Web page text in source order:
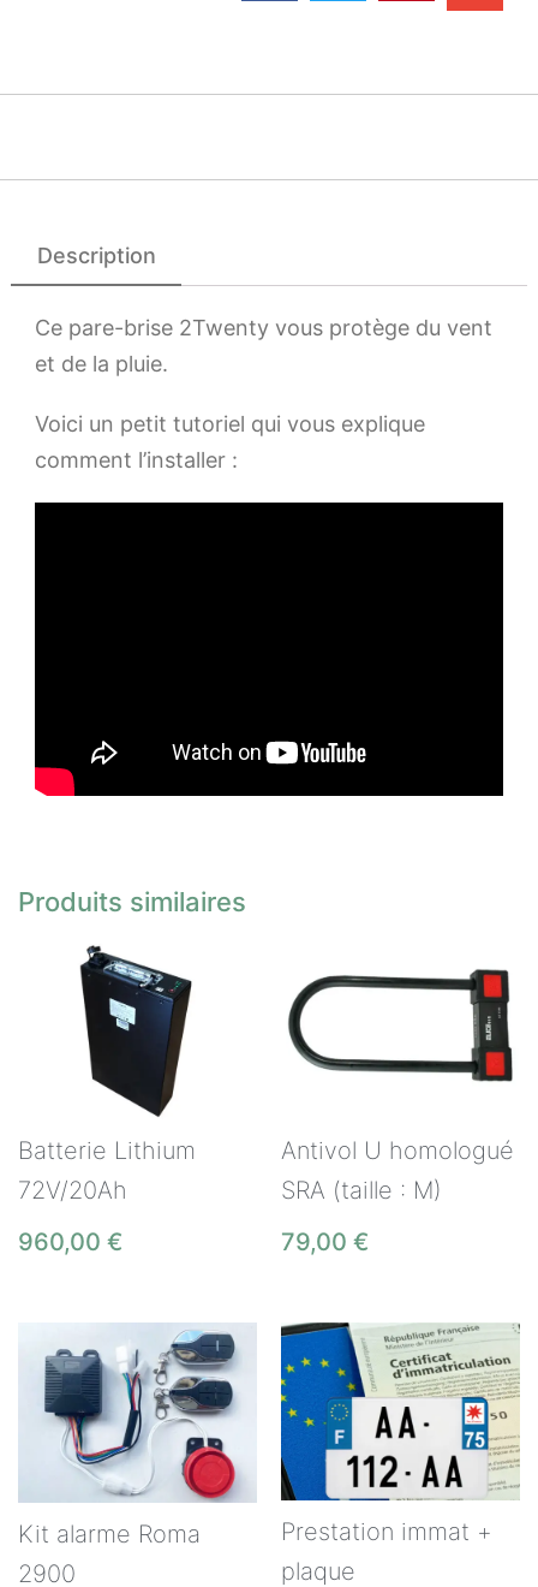
Description
Ce pare-brise 2Twenty vous protège du vent
et de la pluie.
Voici un petit tutoriel qui vous explique
comment l’installer :
Produits similaires
Batterie Lithium
72V/20Ah
960,00 €
Antivol U homologué
SRA (taille : M)
79,00 €
Kit alarme Roma
2900
Prestation immat +
plaque